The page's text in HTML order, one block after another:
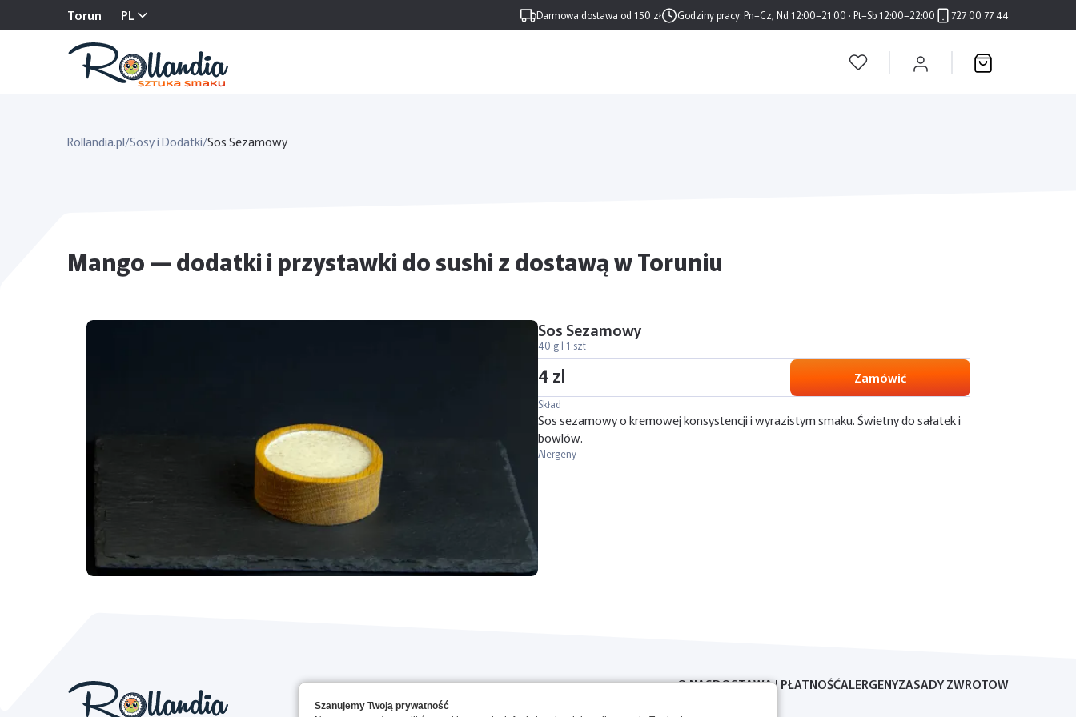
Torun PL Darmowa dostawa od 150 zł Godziny pracy:Pn–Cz, Nd 12:00–21:00 · Pt–Sb 12:00–22:00 727 00 77 44
Rollandia.pl/Sosy i Dodatki/Sos Sezamowy
Mango — dodatki i przystawki do sushi z dostawą w Toruniu
Sos Sezamowy
40 g | 1 szt
4 zl Zamówić
Skład
Sos sezamowy o kremowej konsystencji i wyrazistym smaku. Świetny do sałatek i
bowlów.
Alergeny
O NASDOSTAWA I PŁATNOŚĆALERGENYZASADY ZWROTOW
Szanujemy Twoją prywatność